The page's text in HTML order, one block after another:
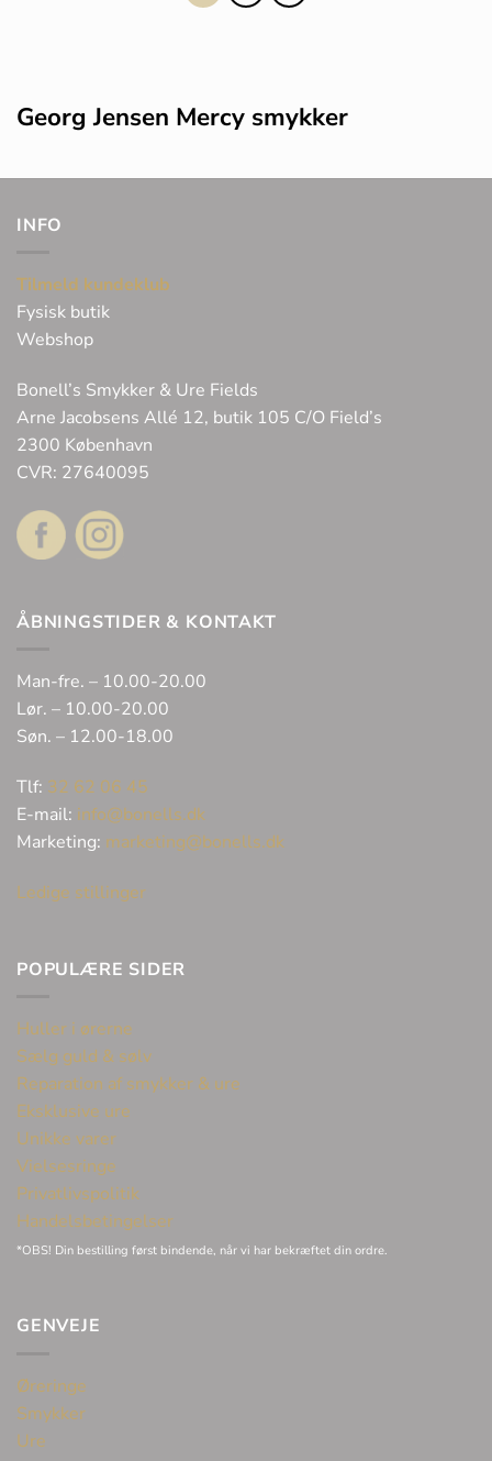
Georg Jensen Mercy smykker
INFO
Tilmeld kundeklub
Fysisk butik
Webshop
Bonell’s Smykker & Ure Fields
Arne Jacobsens Allé 12, butik 105 C/O Field’s
2300 København
CVR: 27640095
ÅBNINGSTIDER & KONTAKT
Man-fre. – 10.00-20.00
Lør. – 10.00-20.00
Søn. – 12.00-18.00
Tlf: 32 62 06 45
E-mail: info@bonells.dk
Marketing: marketing@bonells.dk
Ledige stillinger
POPULÆRE SIDER
Huller i ørerne
Sælg guld & sølv
Reparation af smykker & ure
Eksklusive ure
Unikke varer
Vielsesringe
Privatlivspolitik
Handelsbetingelser
*OBS! Din bestilling først bindende, når vi har bekræftet din ordre.
GENVEJE
Øreringe
Smykker
Ure